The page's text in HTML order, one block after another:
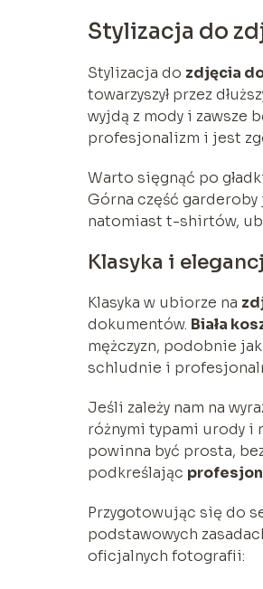
Stylizacja do
Stylizacja do zdjęcia
towarzyszył przez
wyjdą z mody i zawsze
profesjonalizm i jest
Warto sięgnąć po
Górna część
natomiast t-shirtów,
Klasyka i
Klasyka w ubiorze na
dokumentów. Biała
mężczyzn, podobnie jak
schludnie i
Jeśli zależy nam na
różnymi typami urody i
powinna być prosta,
podkreślając
Przygotowując się do
podstawowych
oficjalnych fotografii: